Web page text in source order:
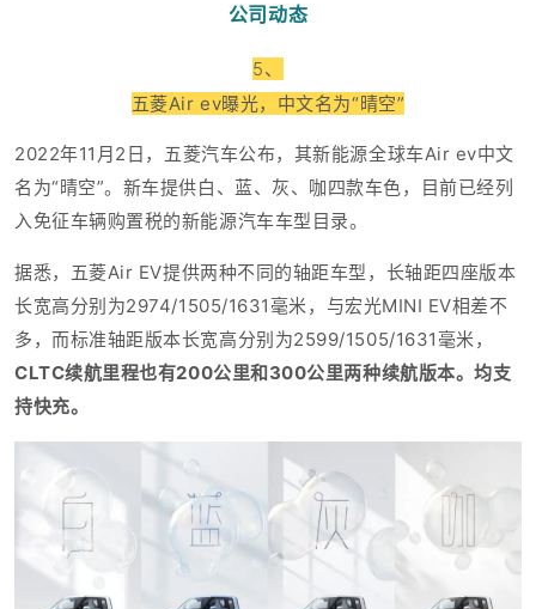
公司动态
5、
五菱Air ev曝光，中文名为“晴空”
2022年11月2日，五菱汽车公布，其新能源全球车Air ev中文
名为“晴空”。新车提供白、蓝、灰、咖四款车色，目前已经列
入免征车辆购置税的新能源汽车车型目录。
据悉，五菱Air EV提供两种不同的轴距车型， 长轴距四座版本
长宽高分别为2974/1505/1631毫米，与宏光MINI EV相差不
多，而标准轴距版本长宽高分别为2599/1505/1631毫米，
CLTC续航里程也有200公里和300公里两种续航版本。均支
持快充。